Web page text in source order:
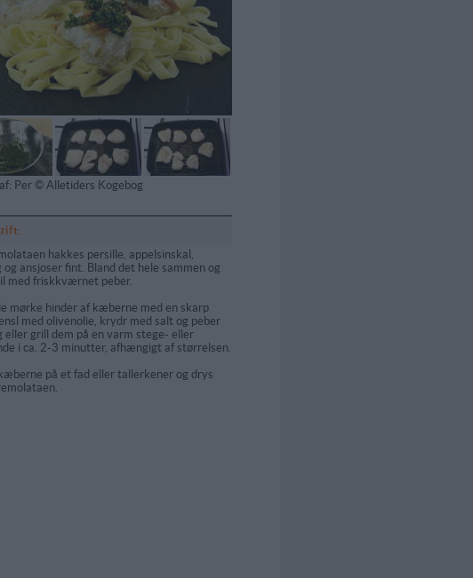
Per © Alletiders Kogebog
hakkes persille, appelsinskal,
og ansjoser fint. Bland det hele sammen og
med friskkværnet peber.
mørke hinder af kæberne med en skarp
med olivenolie, krydr med salt og peber
eller grill dem på en varm stege- eller
i ca. 2-3 minutter, afhængigt af størrelsen.
på et fad eller tallerkener og drys